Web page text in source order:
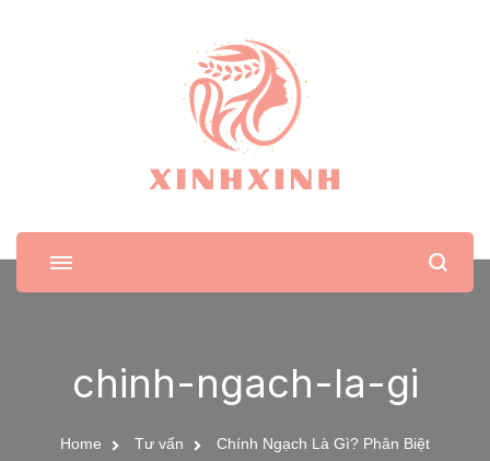
XinhXinh
Trang tin tức cho phái đẹp
chinh-ngach-la-gi
Home Tư vấn
Chính Ngạch Là Gì? Phân Biệt